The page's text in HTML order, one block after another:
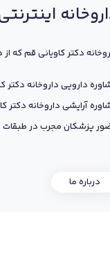
دکتر کاویانی قم
دارویی داروخانه دکتر
آرایشی داروخانه دکتر
پزشکان مجرب در طبقات
درباره ما